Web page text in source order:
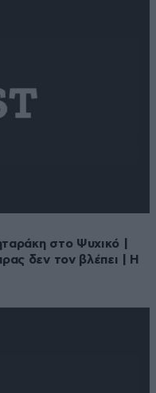
στο Ψυχικό |
δεν τον βλέπει | Η